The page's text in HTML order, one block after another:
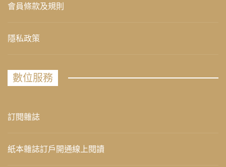
會員條款及規則
隱私政策
數位服務
訂閱雜誌
紙本雜誌訂戶開通線上閱讀